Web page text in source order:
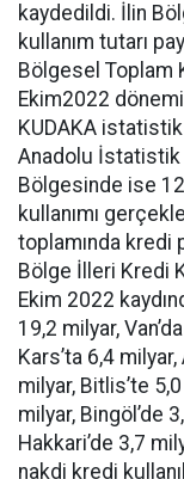
kaydedildi. İlin
kullanım tutarı
Bölgesel Toplam
Ekim2022
KUDAKA
Anadolu İstatistik
Bölgesinde ise
kullanımı
toplamında kredi
Bölge İlleri Kredi
Ekim 2022
19,2 milyar,
Kars’ta 6,4 milyar,
milyar, Bitlis’te
milyar, Bingöl’de
Hakkari’de 3,7
nakdi kredi